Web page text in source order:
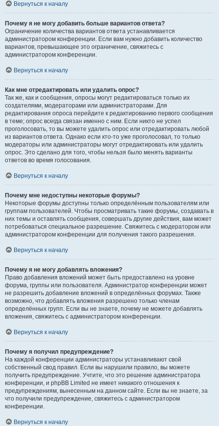
Вернуться к началу
Почему я не могу добавить больше вариантов ответа?
Ограничение количества вариантов ответа устанавливается
администратором конференции. Если вам нужно добавить количество
вариантов, превышающее это ограничение, свяжитесь с
администратором конференции.
Вернуться к началу
Как мне отредактировать или удалить опрос?
Так же, как и сообщения, опросы могут редактироваться только их
создателями, модераторами или администраторами. Для
редактирования опроса перейдите к редактированию первого сообщения
в теме; опрос всегда связан именно с ним. Если никто не успел
проголосовать, то вы можете удалить опрос или отредактировать любой
из вариантов ответа. Однако если кто-то уже проголосовал, то только
модераторы или администраторы могут отредактировать или удалить
опрос. Это сделано для того, чтобы нельзя было менять варианты
ответов во время голосования.
Вернуться к началу
Почему мне недоступны некоторые форумы?
Некоторые форумы доступны только определённым пользователям или
группам пользователей. Чтобы просматривать такие форумы, создавать в
них темы и оставлять сообщения, совершать другие действия, вам может
потребоваться специальное разрешение. Свяжитесь с модератором или
администратором конференции для получения такого разрешения.
Вернуться к началу
Почему я не могу добавлять вложения?
Право добавления вложений может быть предоставлено на уровне
форума, группы или пользователя. Администратор конференции может
не разрешить добавление вложений в определённых форумах. Также
возможно, что добавлять вложения разрешено только членам
определённых групп. Если вы не знаете, почему не можете добавлять
вложения, свяжитесь с администратором конференции.
Вернуться к началу
Почему я получил предупреждение?
На каждой конференции администраторы устанавливают свой
собственный свод правил. Если вы нарушили правило, вы можете
получить предупреждение. Учтите, что это решение администратора
конференции, и phpBB Limited не имеет никакого отношения к
предупреждениям, вынесенным на данном сайте. Если вы не знаете, за
что получили предупреждение, свяжитесь с администратором
конференции.
Вернуться к началу